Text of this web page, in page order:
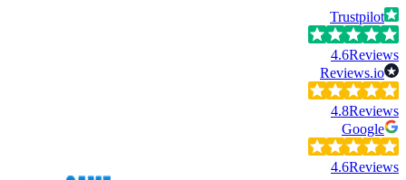
Trustpilot
4.6Reviews
Reviews.io
4.8Reviews
Google
4.6Reviews